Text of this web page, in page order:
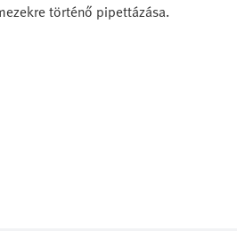
történő pipettázása.